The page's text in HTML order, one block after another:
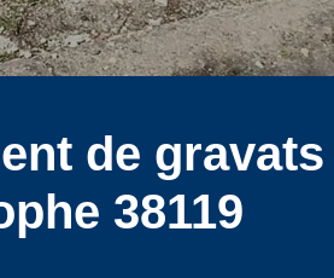
de
38119